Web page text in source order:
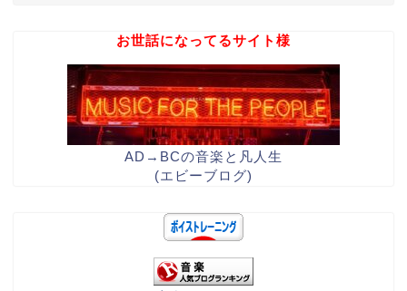
お世話になってるサイト様
AD→BCの音楽と凡人生
(エビーブログ)